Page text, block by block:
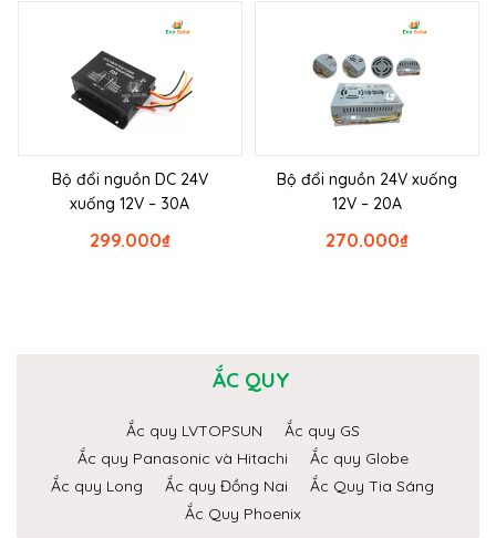
Bộ đổi nguồn DC 24V
xuống 12V – 30A
₫
299.000
Bộ đổi nguồn 24V xuống
12V – 20A
₫
270.000
ẮC QUY
Ắc quy LVTOPSUN
Ắc quy GS
Ắc quy Panasonic và Hitachi
Ắc quy Globe
Ắc quy Long
Ắc quy Đồng Nai
Ắc Quy Tia Sáng
Ắc Quy Phoenix